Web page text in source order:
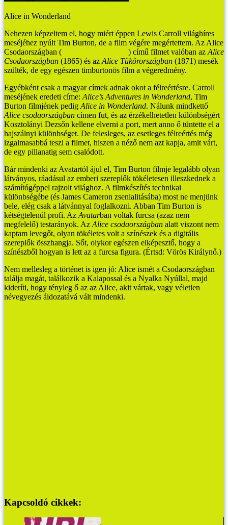
Alice in Wonderland
Nehezen képzeltem el, hogy miért éppen Lewis Carroll világhíres
meséjéhez nyúlt Tim Burton, de a film végére megértettem. Az Alice
Csodaországban (
) című filmet valóban az Alice
Csodaországban (1865) és az Alice Tükörországban (1871) mesék
szülték, de egy egészen timburtonös film a végeredmény.
Egyébként csak a magyar címek adnak okot a félreértésre. Carroll
meséjének eredeti címe: Alice’s Adventures in Wonderland, Tim
Burton filmjének pedig Alice in Wonderland. Nálunk mindkettő
Alice csodaországban címen fut, és az érzékelhetetlen különbségért
Kosztolányi Dezsőn kellene elverni a port, mert anno ő tüntette el a
hajszálnyi különbséget. De felesleges, az esetleges félreértés még
izgalmasabbá teszi a filmet, hiszen a néző nem azt kapja, amit várt,
de egy pillanatig sem csalódott.
Bár mindenki az Avatartól ájul el, Tim Burton filmje legalább olyan
látványos, ráadásul az emberi szereplők tökéletesen illeszkednek a
számítógéppel rajzolt világhoz. A filmkészítés technikai
különbségébe (és James Cameron zsenialitásába) most ne menjünk
bele, elég csak a látvánnyal foglalkozni. Abban Tim Burton is
kétségtelenül profi. Az Avatarban voltak furcsa (azaz nem
megfelelő) testarányok. Az Alice csodaországban alatt viszont nem
kaptam levegőt, olyan tökéletes volt a színészek és a digitális
szereplők összhangja. Sőt, olykor egészen elképesztő, hogy a
színészből hogyan is lett az a furcsa figura. (Értsd: Vörös Királynő.)
Nem mellesleg a történet is igen jó: Alice ismét a Csodaországban
találja magát, találkozik a Kalapossal és a Nyalka Nyúllal, majd
kideríti, hogy tényleg ő az az Alice, akit vártak, vagy véletlen
névegyezés áldozatává vált mindenki.
Kapcsoldó cikkek: